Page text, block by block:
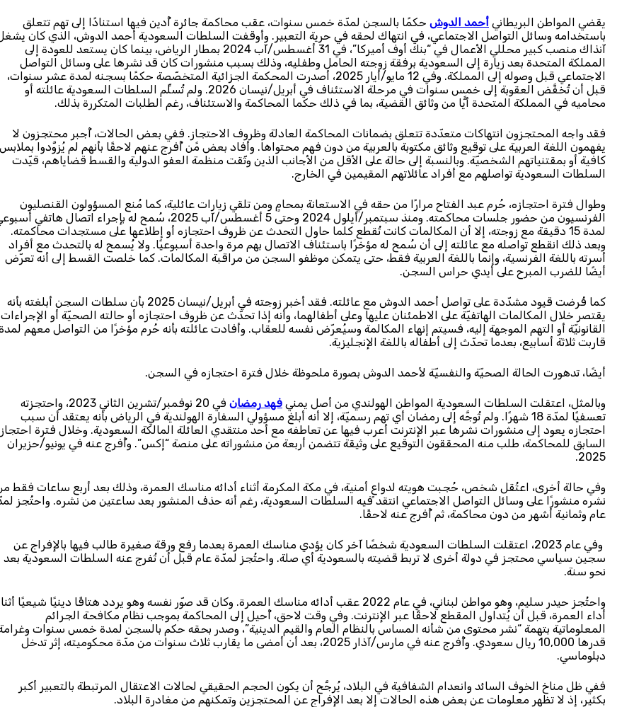
يقضي المواطن البريطاني أحمد الدوش حكمًا بالسجن لمدّة خمس سنوات، عقب محاكمة جائرة أُدين فيها استنادًا إلى تهم تتعلق
باستخدامه وسائل التواصل الاجتماعي، في انتهاك لحقه في حرية التعبير. وأوقفت السلطات السعودية أحمد الدوش، الذي كان
آنذاك منصب كبير محللي الأعمال في “بنك أوف أميركا”، في 31 أغسطس/آب 2024 بمطار الرياض، بينما كان يستعد للعودة إلى
المملكة المتحدة بعد زيارة إلى السعودية برفقة زوجته الحامل وطفليه، وذلك بسبب منشورات كان قد نشرها على وسائل التواصل
الاجتماعي قبل وصوله إلى المملكة. وفي 12 مايو/أيار 2025، أصدرت المحكمة الجزائية المتخصّصة حكمًا بسجنه لمدة عشر سنوات،
قبل أن تُخفَّض العقوبة إلى خمس سنوات في مرحلة الاستئناف في أبريل/نيسان 2026. ولم تُسلِّم السلطات السعودية عائلته أو
محاميه في المملكة المتحدة أيًّا من وثائق القضية، بما في ذلك حكما المحاكمة والاستئناف، رغم الطلبات المتكررة بذلك.
فقد واجه المحتجزون انتهاكات متعدّدة تتعلق بضمانات المحاكمة العادلة وظروف الاحتجاز. ففي بعض الحالات، أُجبر محتجزون لا
يفهمون اللغة العربية على توقيع وثائق مكتوبة بالعربية من دون فهم محتواها. وأفاد بعض مًن أُفرج عنهم لاحقًا بأنهم لم يُزوَّدوا بملابس
كافية أو بمقتنياتهم الشخصيّة. وبالنسبة إلى حالة على الأقل من الأجانب الذين وثّقت منظمة العفو الدولية والقسط قضاياهم، قيّدت
السلطات السعودية تواصلهم مع أفراد عائلاتهم المقيمين في الخارج.
وطوال فترة احتجازه، حُرم عبد الفتاح مرارًا من حقه في الاستعانة بمحامٍ ومن تلقي زيارات عائلية، كما مُنع المسؤولون القنصليون
الفرنسيون من حضور جلسات محاكمته. ومنذ سبتمبر/أيلول 2024 وحتى 5 أغسطس/آب 2025، سُمح له بإجراء اتصال هاتفي
لمدة 15 دقيقة مع زوجته، إلا أن المكالمات كانت تُقطع كلما حاول التحدث عن ظروف احتجازه أو إطلاعها على مستجدات محاكمته.
وبعد ذلك انقطع تواصله مع عائلته إلى أن سُمح له مؤخرًا باستئناف الاتصال بهم مرة واحدة أسبوعيًا. ولا يُسمح له بالتحدث مع أفراد
أسرته باللغة الفرنسية، وإنما باللغة العربية فقط، حتى يتمكن موظفو السجن من مراقبة المكالمات. كما خلصت القسط إلى أنه تعرّض
أيضًا للضرب المبرح على أيدي حراس السجن.
كما فُرضت قيود مشدّدة على تواصل أحمد الدوش مع عائلته. فقد أخبر زوجته في أبريل/نيسان 2025 بأن سلطات السجن أبلغته بأنه
يقتصر خلال المكالمات الهاتفيّة على الاطمئنان عليها وعلى أطفالهما، وأنه إذا تحدّث عن ظروف احتجازه أو حالته الصحيّة أو الإجراءات
القانونيّة أو التهم الموجهة إليه، فسيتم إنهاء المكالمة وسيُعرّض نفسه للعقاب. وأفادت عائلته بأنه حُرم مؤخرًا من التواصل معهم
قاربت ثلاثة أسابيع، بعدما تحدّث إلى أطفاله باللغة الإنجليزية.
أيضًا، تدهورت الحالة الصحيّة والنفسيّة لأحمد الدوش بصورة ملحوظة خلال فترة احتجازه في السجن.
وبالمثل، اعتقلت السلطات السعودية المواطن الهولندي من أصل يمني فهد رمضان
في 20 نوفمبر/تشرين الثاني 2023، واحتجزته
تعسفيًا لمدّة 18 شهرًا. ولم تُوجَّه إلى رمضان أي تهم رسميّة، إلا أنه أبلغ مسؤولي السفارة الهولندية في الرياض بأنه يعتقد أن سبب
احتجازه يعود إلى منشورات نشرها عبر الإنترنت أعرب فيها عن تعاطفه مع أحد منتقدي العائلة المالكة السعودية. وخلال فترة
السابق للمحاكمة، طلب منه المحققون التوقيع على وثيقة تتضمن أربعة من منشوراته على منصة “إكس”. وأُفرج عنه في يونيو/حزيران
2025.
وفي حالة أخرى، اعتُقل شخص، حُجبت هويته لدواعٍ أمنية، في مكة المكرمة أثناء أدائه مناسك العمرة، وذلك بعد أربع ساعات فقط
نشره منشورًا على وسائل التواصل الاجتماعي انتقد فيه السلطات السعودية، رغم أنه حذف المنشور بعد ساعتين من نشره. واحتُجز
عام وثمانية أشهر من دون محاكمة، ثم أُفرج عنه لاحقًا.
وفي عام 2023، اعتقلت السلطات السعودية شخصًا آخر كان يؤدي مناسك العمرة بعدما رفع ورقة صغيرة طالب فيها بالإفراج عن
سجين سياسي محتجز في دولة أخرى لا تربط قضيته بالسعودية أي صلة. واحتُجز لمدّة عام قبل أن تُفرج عنه السلطات السعودية بعد
نحو سنة.
واحتُجز حيدر سليم، وهو مواطن لبناني، في عام 2022 عقب أدائه مناسك العمرة. وكان قد صوّر نفسه وهو يردد هتافًا دينيًا شيعيًا
أداء العمرة، قبل أن يُتداول المقطع لاحقًا عبر الإنترنت. وفي وقت لاحق، أُحيل إلى المحاكمة بموجب نظام مكافحة الجرائم
المعلوماتية بتهمة “نشر محتوى من شأنه المساس بالنظام العام والقيم الدينية”، وصدر بحقه حكم بالسجن لمدة خمس سنوات
قدرها 10,000 ريال سعودي. وأُفرج عنه في مارس/آذار 2025، بعد أن أمضى ما يقارب ثلاث سنوات من مدّة محكوميته، إثر تدخل
دبلوماسي.
ففي ظل مناخ الخوف السائد وانعدام الشفافية في البلاد، يُرجَّح أن يكون الحجم الحقيقي لحالات الاعتقال المرتبطة بالتعبير أكبر
بكثير، إذ لا تظهر معلومات عن بعض هذه الحالات إلا بعد الإفراج عن المحتجزين وتمكنهم من مغادرة البلاد.